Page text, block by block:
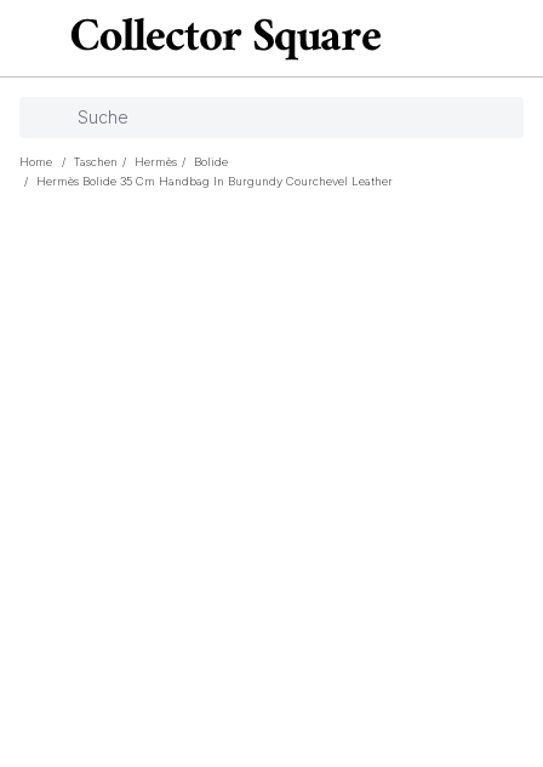
Home / Taschen / Hermès /
Bolide
/
Hermès Bolide 35 Cm Handbag In Burgundy Courchevel Leather